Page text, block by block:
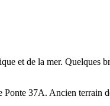
et de la mer.
37A. Ancien terrain